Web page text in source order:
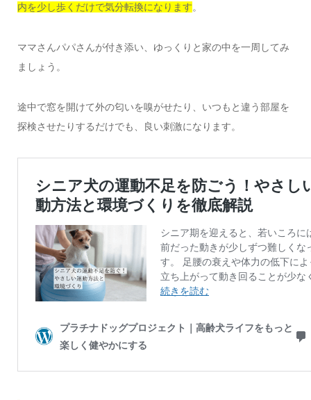
内を少し歩くだけで気分転換になります。
ママさんパパさんが付き添い、ゆっくりと家の中を一周してみ
ましょう。
途中で窓を開けて外の匂いを嗅がせたり、いつもと違う部屋を
探検させたりするだけでも、良い刺激になります。